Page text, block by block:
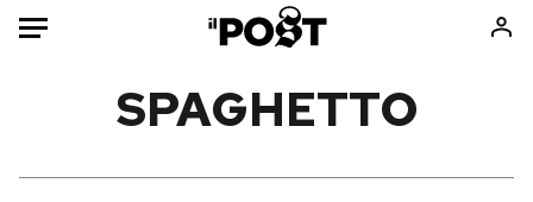
SPAGHETTO